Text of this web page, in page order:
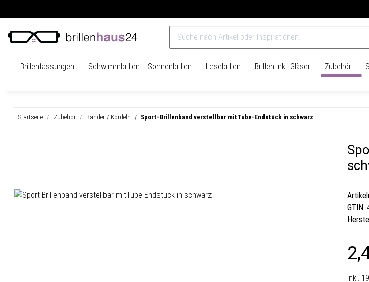
Brillenfassungen Schwimmbrillen Sonnenbrillen Lesebrillen Brillen inkl. Gläser Zubehör
Startseite Zubehör Bänder / Kordeln Sport-Brillenband verstellbar mitTube-Endstück in schwarz
GTIN:
inkl.